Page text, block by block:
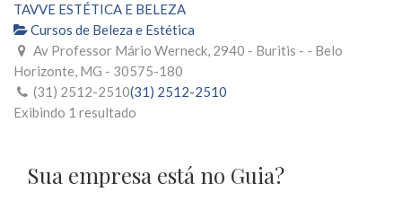
TAVVE ESTÉTICA E BELEZA
Cursos de Beleza e Estética
Av Professor Mário Werneck, 2940 - Buritis - - Belo
Horizonte, MG - 30575-180
(31) 2512-2510(31) 2512-2510
Exibindo 1 resultado
Sua empresa está no Guia?